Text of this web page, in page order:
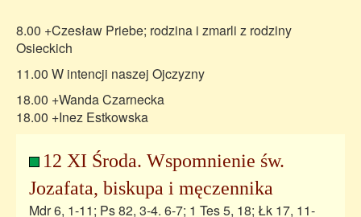
8.00 +Czesław Priebe; rodzina i zmarli z rodziny
Osieckich
11.00 W intencji naszej Ojczyzny
18.00 +Wanda Czarnecka
18.00 +Inez Estkowska
12 XI Środa. Wspomnienie św.
Jozafata, biskupa i męczennika
Mdr 6, 1-11; Ps 82, 3-4. 6-7; 1 Tes 5, 18; Łk 17, 11-